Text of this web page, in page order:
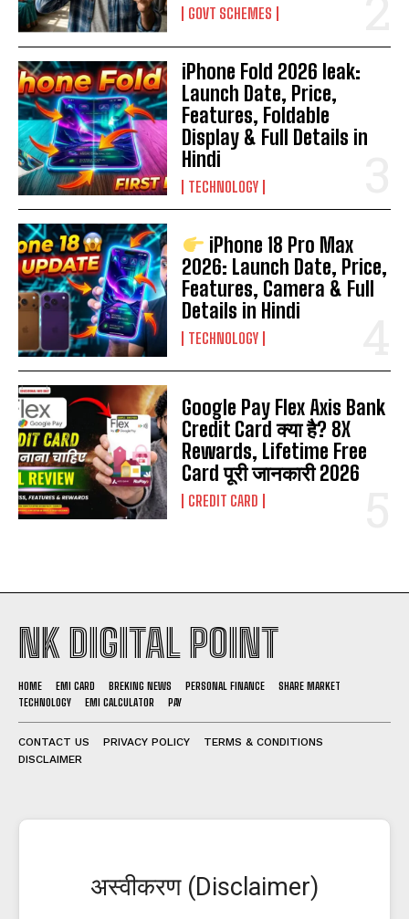
GOVT SCHEMES
iPhone Fold 2026 leak:
Launch Date, Price,
Features, Foldable
Display & Full Details in
Hindi
TECHNOLOGY
iPhone 18 Pro Max
2026: Launch Date, Price,
Features, Camera & Full
Details in Hindi
TECHNOLOGY
Google Pay Flex Axis Bank
Credit Card क्या है? 8X
Rewards, Lifetime Free
Card पूरी जानकारी 2026
CREDIT CARD
NK DIGITAL POINT
HOME EMI CARD BREKING NEWS PERSONAL FINANCE
SHARE MARKET
TECHNOLOGY
EMI CALCULATOR PAY
CONTACT US PRIVACY POLICY
TERMS & CONDITIONS
DISCLAIMER
अस्वीकरण (Disclaimer)